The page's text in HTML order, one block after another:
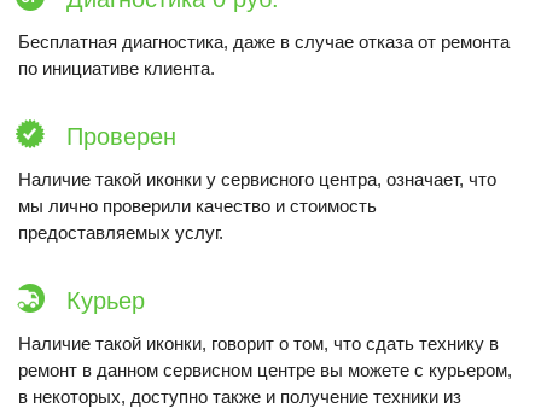
Бесплатная диагностика, даже в случае отказа от ремонта
по инициативе клиента.
Проверен
Наличие такой иконки у сервисного центра, означает, что
мы лично проверили качество и стоимость
предоставляемых услуг.
Курьер
Наличие такой иконки, говорит о том, что сдать технику в
ремонт в данном сервисном центре вы можете с курьером,
в некоторых, доступно также и получение техники из